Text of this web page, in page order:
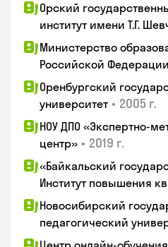
Орский
институт имени Т.Г.
Министерство
Российской Федерации
Оренбургский
университет • 2005 г.
НОУ ДПО «Экспертно-
центр» • 2019 г.
«Байкальский
Институт повышения
Новосибирский
педагогический